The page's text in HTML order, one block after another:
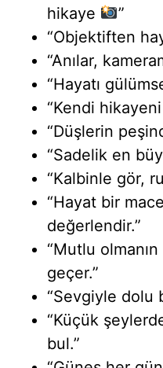
hikaye
”
“Objektiften
“Anılar,
“Hayatı
“Kendi
“Düşlerin
“Sadelik en
“Kalbinle gör,
“Hayat bir
değerlendir.”
“Mutlu
geçer.”
“Sevgiyle dolu
“Küçük
bul.”